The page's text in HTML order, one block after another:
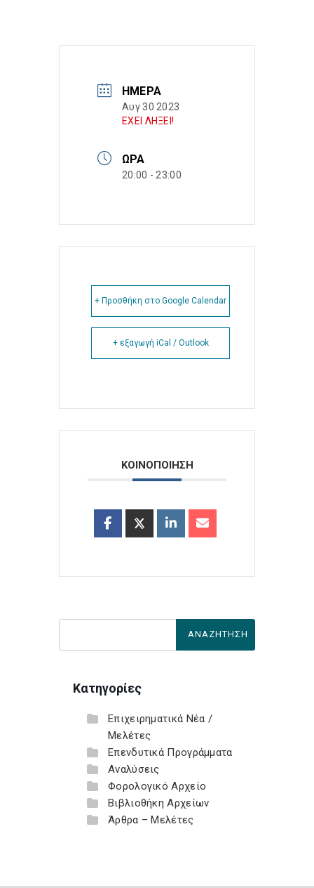
ΗΜΈΡΑ
Αυγ 30 2023
ΕΧΕΙ ΛΗΞΕΙ!
ΏΡΑ
20:00 - 23:00
+ Προσθήκη στο Google Calendar
+ εξαγωγή iCal / Outlook
ΚΟΙΝΟΠΟΙΗΣΗ
Κατηγορίες
Επιχειρηματικά Νέα /
Μελέτες
Επενδυτικά Προγράμματα
Αναλύσεις
Φορολογικό Αρχείο
Βιβλιοθήκη Αρχείων
Άρθρα – Μελέτες